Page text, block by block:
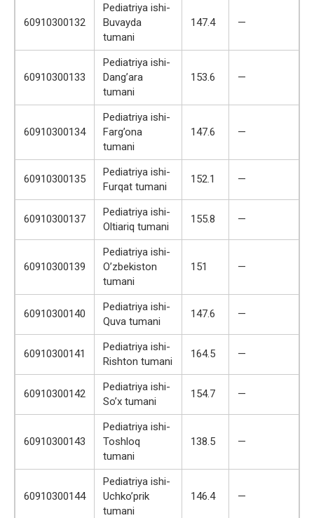
60910300132
Pediatriya ishi-
Buvayda
tumani
147.4 —
60910300133
Pediatriya ishi-
Dang’ara
tumani
153.6 —
60910300134
Pediatriya ishi-
Farg’ona
tumani
147.6 —
60910300135
Pediatriya ishi-
Furqat tumani
152.1 —
60910300137
Pediatriya ishi-
Oltiariq tumani
155.8 —
60910300139
Pediatriya ishi-
O’zbekiston
tumani
151 —
60910300140
Pediatriya ishi-
Quva tumani
147.6 —
60910300141
Pediatriya ishi-
Rishton tumani
164.5 —
60910300142
Pediatriya ishi-
So’x tumani
154.7 —
60910300143
Pediatriya ishi-
Toshloq
tumani
138.5 —
60910300144
Pediatriya ishi-
Uchko’prik
tumani
146.4 —